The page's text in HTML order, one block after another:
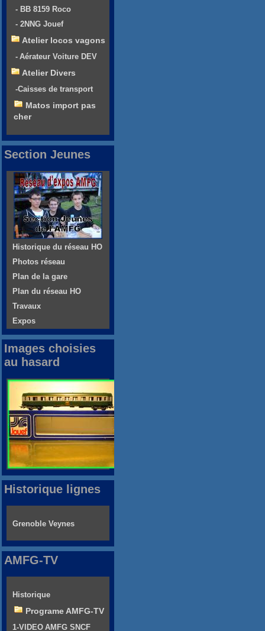
- BB 8159 Roco
- 2NNG Jouef
Atelier locos vagons
- Aérateur Voiture DEV
Atelier Divers
-Caisses de transport
Matos import pas
cher
Section Jeunes
Historique du réseau HO
Photos réseau
Plan de la gare
Plan du réseau HO
Travaux
Expos
Images choisies
au hasard
Historique lignes
Grenoble Veynes
AMFG-TV
Historique
Programe AMFG-TV
1-VIDEO AMFG SNCF